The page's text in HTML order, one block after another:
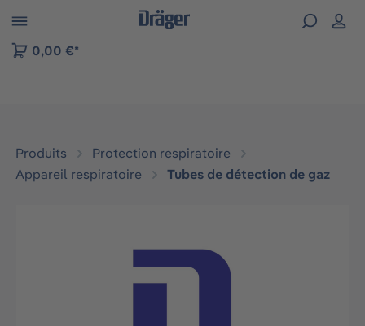
to B2B platform navigation
0,00 €*
Produits
Protection respiratoire
Appareil respiratoire
Tubes de détection de gaz
Ignorer la galerie d'images